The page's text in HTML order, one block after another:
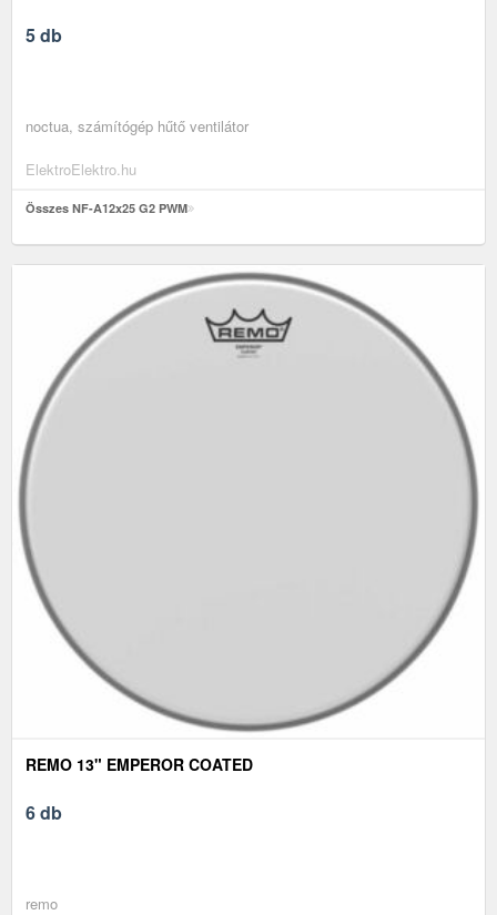
5 db
noctua, számítógép hűtő ventilátor
ElektroElektro.hu
Összes NF-A12x25 G2 PWM
REMO 13" EMPEROR COATED
6 db
remo